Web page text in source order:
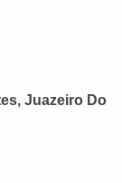
Juazeiro Do